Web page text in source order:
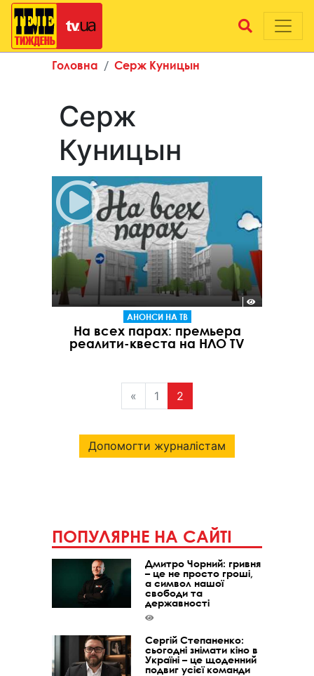
Головна Серж Куницын
Серж
Куницын
АНОНСИ НА ТВ
На всех парах: премьера
реалити-квеста на НЛО TV
« 1 2
Допомогти журналістам
ПОПУЛЯРНЕ НА САЙТІ
Дмитро Чорний: гривня
– це не просто гроші,
а символ нашої
свободи та
державності
Сергій Степаненко:
сьогодні знімати кіно в
Україні – це щоденний
подвиг усієї команди